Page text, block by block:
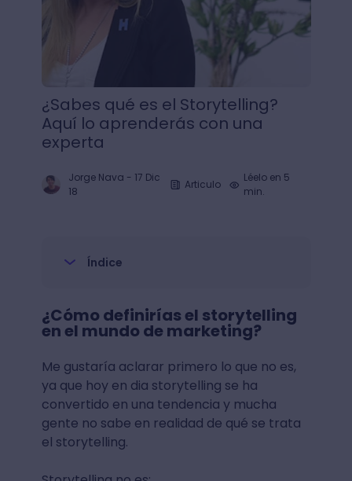
¿Sabes qué es el Storytelling?
Aquí lo aprenderás con una
experta
Jorge Nava - 17 Dic
18
Articulo
Léelo en 5
min.
Índice
¿Cómo definirías el storytelling
en el mundo de marketing?
Me gustaría aclarar primero lo que no es,
ya que hoy en dia storytelling se ha
convertido en una tendencia y mucha
gente no sabe en realidad de qué se trata
el storytelling.